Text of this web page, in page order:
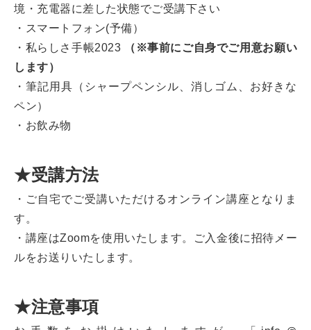
境・充電器に差した状態でご受講下さい
・スマートフォン(予備）
・私らしさ手帳2023
（※事前にご自身でご用意お願い
します）
・筆記用具（シャープペンシル、消しゴム、お好きな
ペン）
・お飲み物
★受講方法
・ご自宅でご受講いただけるオンライン講座となりま
す。
・講座はZoomを使用いたします。ご入金後に招待メー
ルをお送りいたします。
★注意事項